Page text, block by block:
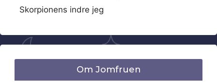
Skorpionens indre jeg
Om Jomfruen